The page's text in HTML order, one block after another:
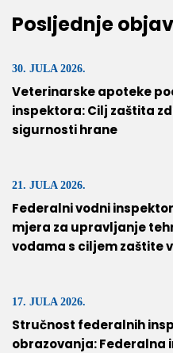
Posljednje
30. JULA 2026.
Veterinarske apoteke
inspektora: Cilj zaštita
sigurnosti hrane
21. JULA 2026.
Federalni vodni
mjera za upravljanje
vodama s ciljem zaštite
17. JULA 2026.
Stručnost federalnih
obrazovanja: Federalna